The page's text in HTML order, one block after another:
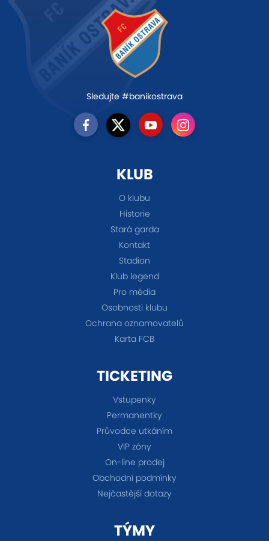
Sledujte #banikostrava
KLUB
O klubu
Historie
Stará garda
Kontakt
Stadion
Klub legend
Pro média
Osobnosti klubu
Ochrana oznamovatelů
Karta FCB
TICKETING
Vstupenky
Permanentky
Průvodce utkáním
VIP zóny
On-line prodej
Obchodní podmínky
Nejčastější dotazy
TÝMY